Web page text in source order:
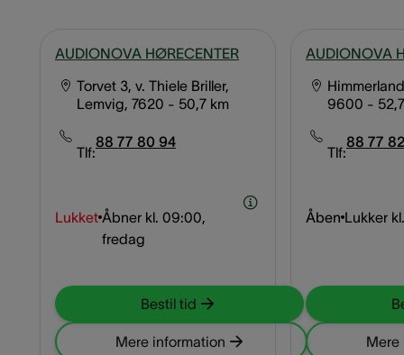
AUDIONOVA HØRECENTER
Torvet 3, v. Thiele Briller,
Lemvig, 7620 - 50,7 km
Tlf:
88 77 80 94
Lukket Åbner kl. 09:00,
fredag
Bestil tid
Mere information
AUDIONOVA
9600 -
Tlf:
88 77
Åben Lukker kl.
Mere